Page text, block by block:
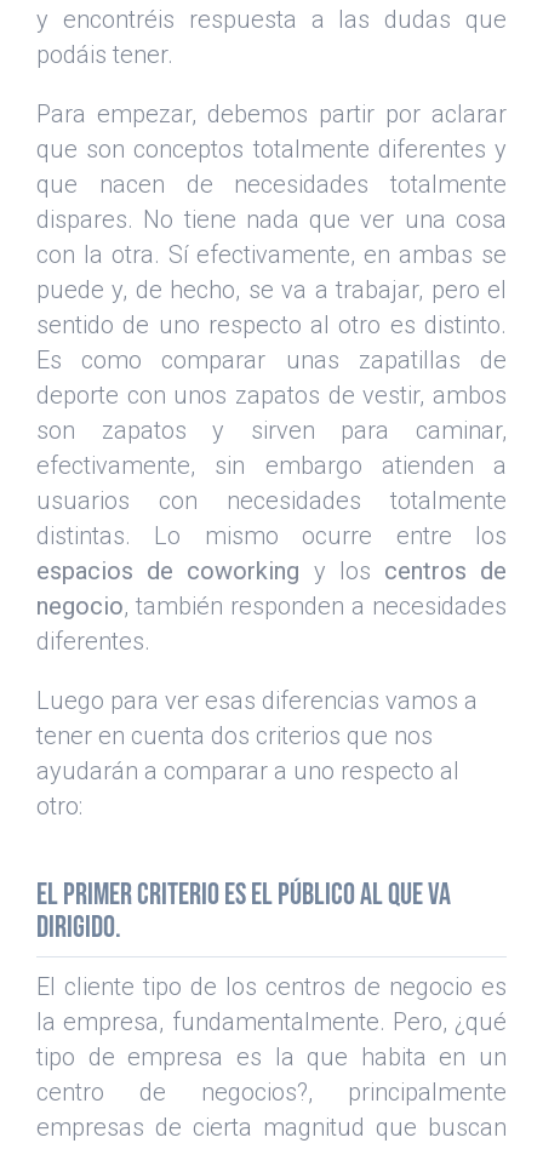
y encontréis respuesta a las dudas que
podáis tener.
Para empezar, debemos partir por aclarar
que son conceptos totalmente diferentes y
que nacen de necesidades totalmente
dispares. No tiene nada que ver una cosa
con la otra. Sí efectivamente, en ambas se
puede y, de hecho, se va a trabajar, pero el
sentido de uno respecto al otro es distinto.
Es como comparar unas zapatillas de
deporte con unos zapatos de vestir, ambos
son zapatos y sirven para caminar,
efectivamente, sin embargo atienden a
usuarios con necesidades totalmente
distintas. Lo mismo ocurre entre los
espacios de coworking y los centros de
negocio, también responden a necesidades
diferentes.
Luego para ver esas diferencias vamos a
tener en cuenta dos criterios que nos
ayudarán a comparar a uno respecto al
otro:
El primer criterio es el público al que va
dirigido.
El cliente tipo de los centros de negocio es
la empresa, fundamentalmente. Pero, ¿qué
tipo de empresa es la que habita en un
centro de negocios?, principalmente
empresas de cierta magnitud que buscan